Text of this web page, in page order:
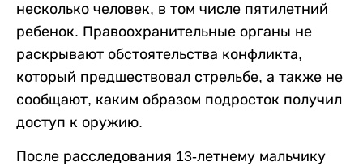
несколько человек, в том числе пятилетний
ребенок. Правоохранительные органы не
раскрывают обстоятельства конфликта,
который предшествовал стрельбе, а также не
сообщают, каким образом подросток получил
доступ к оружию.
После расследования 13-летнему мальчику